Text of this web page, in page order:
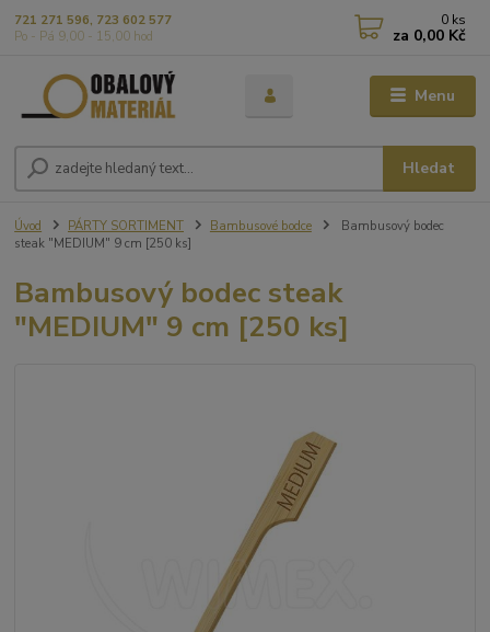
Menu
Hledat
721 271 596, 723 602 577
Po - Pá 9,00 - 15,00 hod
0 ks
za 0,00 Kč
Úvod PÁRTY SORTIMENT Bambusové bodce
Bambusový bodec
steak "MEDIUM" 9 cm [250 ks]
Bambusový bodec steak
"MEDIUM" 9 cm [250 ks]